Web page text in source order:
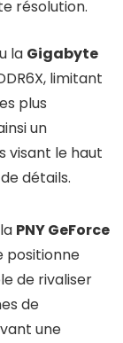
résolution.
la Gigabyte
limitant
plus
un
visant le haut
détails.
PNY GeForce
positionne
de rivaliser
de
une